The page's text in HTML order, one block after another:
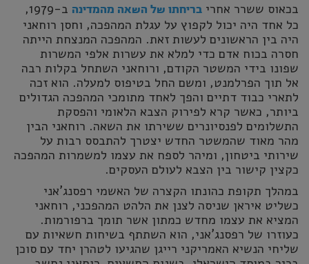
בכאוס ששרר אחרי בריחתו של השאה מהמדינה
ב-1979,
כל אחד היה יכול לקפוץ על עגלת המהפכה, וחסן רוחאני
היה בין הראשונים לעשות זאת. המהפכה המנצחת הייתה
חסרה בכוח אדם כדי למלא את עשרות אלפי המשרות
שפונו בידי המשטר הקודם, ורוחאני השתחל בקלות רבה
אל תוך הפרלמנט, ומשם החל בטיפוס למעלה. הוא זכה
לתארי כבוד דתיים והפך לאחד מתומכי המהפכה הגדולים
ביותר, כאשר קרא לפירוק הצבא הלאומי והפסקת
התשלומים לפנסיונרים ששירתו את השאה. רוחאני הבין
מהר מאוד שהמשטר החדש יצטרך להתבסס רבות על
שירותי ביטחון, ומיהר לספח את עצמו למשמרות המהפכה
כקצין קישור בין הצבא לעולם העסקים.
במהלך תקופת כהונתו הקצרה של האשמי רפסנג'אני
כשליט איראן שניסה לצנן את הלהט המהפכני, רוחאני
המציא את עצמו מחדש כמתון אשר תומך ברפורמות.
כעוזרו של רפסנג'אני, הוא השתתף בשיחות חשאיות עם
שליחי הנשיא האמריקני רייגן שהגיעו לטהרן יחד עם סוכן